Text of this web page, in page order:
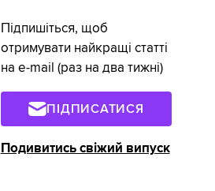
Підпишіться, щоб
отримувати найкращі статті
на e-mail (раз на два тижні)
ПІДПИСАТИСЯ
Подивитись свіжий випуск